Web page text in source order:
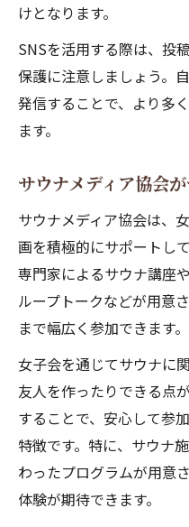
けとなります。
SNSを活用する際は、投
保護に注意しましょう。
発信することで、より多
ます。
サウナメディア協会
サウナメディア協会は、
画を積極的にサポートし
専門家によるサウナ講座
ループトークなどが用意
まで幅広く参加できます。
女子会を通じてサウナに
友人を作ったりできる点
することで、安心して参
特徴です。特に、サウナ
わったプログラムが用意
体験が期待できます。